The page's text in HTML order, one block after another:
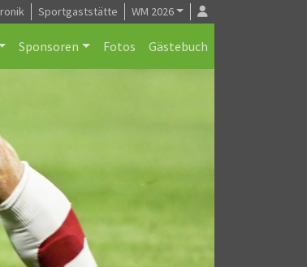
Sportgaststätte WM 2026
Sponsoren Fotos Gästebuch